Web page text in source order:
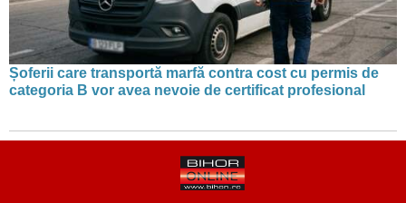
Șoferii care transportă marfă contra cost cu permis de
categoria B vor avea nevoie de certificat profesional